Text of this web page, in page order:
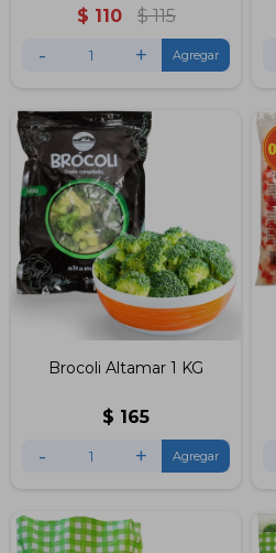
$ 110 $ 115
- +
Brocoli Altamar 1 KG
$ 165
- +